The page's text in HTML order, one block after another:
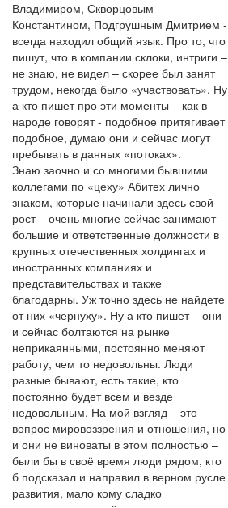
Владимиром, Скворцовым
Константином, Подгрушным Дмитрием -
всегда находил общий язык. Про то, что
пишут, что в компании склоки, интриги –
не знаю, не видел – скорее был занят
трудом, некогда было «участвовать». Ну
а кто пишет про эти моменты – как в
народе говорят - подобное притягивает
подобное, думаю они и сейчас могут
пребывать в данных «потоках».
Знаю заочно и со многими бывшими
коллегами по «цеху» Абитех лично
знаком, которые начинали здесь свой
рост – очень многие сейчас занимают
большие и ответственные должности в
крупных отечественных холдингах и
иностранных компаниях и
представительствах и также
благодарны. Уж точно здесь не найдете
от них «чернуху». Ну а кто пишет – они
и сейчас болтаются на рынке
неприкаянными, постоянно меняют
работу, чем то недовольны. Люди
разные бывают, есть такие, кто
постоянно будет всем и везде
недовольным. На мой взгляд – это
вопрос мировоззрения и отношения, но
и они не виноваты в этом полностью –
были бы в своё время люди рядом, кто
б подсказал и направил в верном русле
развития, мало кому сладко